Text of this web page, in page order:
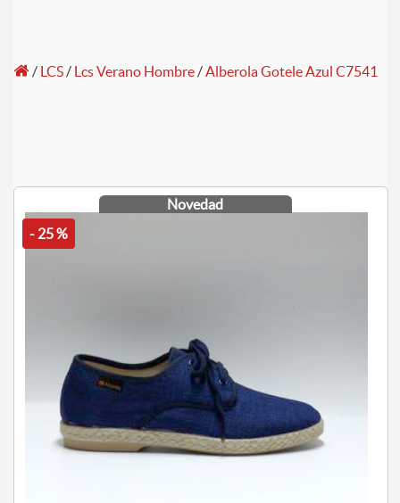
/ LCS/ Lcs Verano Hombre/Alberola Gotele Azul C7541
Novedad
- 25 %